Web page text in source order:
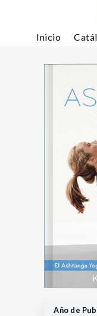
Inicio
Año de